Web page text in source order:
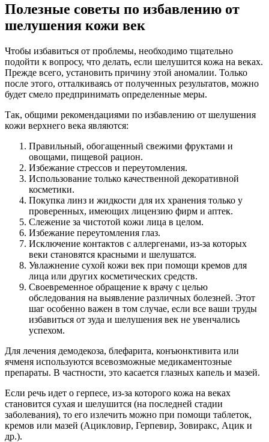
Полезные советы по избавлению от
шелушения кожи век
Чтобы избавиться от проблемы, необходимо тщательно
подойти к вопросу, что делать, если шелушится кожа на веках.
Прежде всего, установить причину этой аномалии. Только
после этого, отталкиваясь от полученных результатов, можно
будет смело предпринимать определенные меры.
Так, общими рекомендациями по избавлению от шелушения
кожи верхнего века являются:
Правильный, обогащенный свежими фруктами и
овощами, пищевой рацион.
Избежание стрессов и переутомления.
Использование только качественной декоративной
косметики.
Покупка линз и жидкости для их хранения только у
проверенных, имеющих лицензию фирм и аптек.
Слежение за чистотой кожи лица в целом.
Избежание переутомления глаз.
Исключение контактов с аллергенами, из-за которых
веки становятся красными и шелушатся.
Увлажнение сухой кожи век при помощи кремов для
лица или других косметических средств.
Своевременное обращение к врачу с целью
обследования на выявление различных болезней. Этот
шаг особенно важен в том случае, если все ваши труды
избавиться от зуда и шелушения век не увенчались
успехом.
Для лечения демодекоза, блефарита, конъюнктивита или
ячменя используются всевозможные медикаментозные
препараты. В частности, это касается глазных капель и мазей.
Если речь идет о герпесе, из-за которого кожа на веках
становится сухая и шелушится (на последней стадии
заболевания), то его излечить можно при помощи таблеток,
кремов или мазей (Ацикловир, Герпевир, Зовиракс, Ацик и
др.).